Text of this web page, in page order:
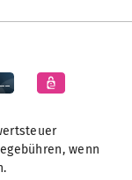
wenn